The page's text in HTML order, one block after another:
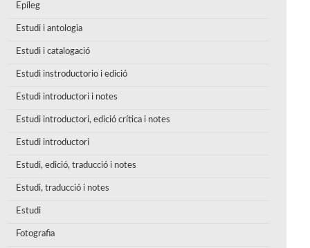
Epíleg
Estudi i antologia
Estudi i catalogació
Estudi instroductorio i edició
Estudi introductori i notes
Estudi introductori, edició crítica i notes
Estudi introductori
Estudi, edició, traducció i notes
Estudi, traducció i notes
Estudi
Fotografia